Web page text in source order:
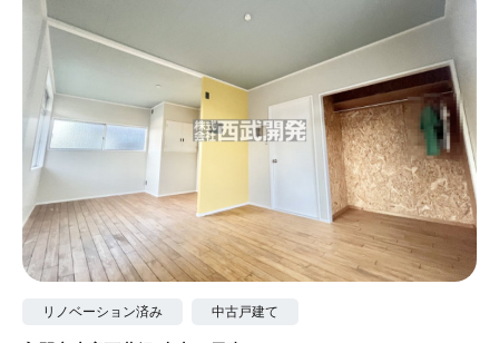
リノベーション済み 中古戸建て